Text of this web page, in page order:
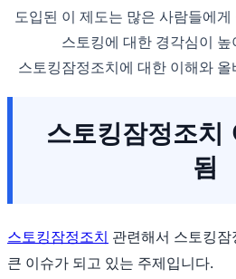
도입된 이 제도는 많은 사람들에
스토킹에 대한 경각심이
스토킹잠정조치에 대한 이해와
스토킹잠정조치
됨
스토킹잠정조치
관련해서 스토킹
큰 이슈가 되고 있는 주제입니다.